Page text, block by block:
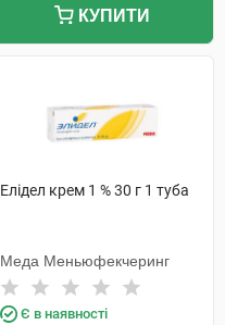
КУПИТИ
Елідел крем 1 % 30 г 1 туба
Меда Меньюфекчеринг
Є в наявності